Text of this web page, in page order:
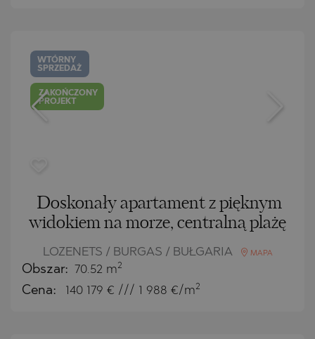
WTÓRNY
SPRZEDAŻ
ZAKOŃCZONY
PROJEKT
Doskonały apartament z pięknym
widokiem na morze, centralną plażę
LOZENETS / BURGAS / BUŁGARIA MAPA
Obszar: 70.52 m2
Cena: 140 179 € /// 1 988 €/m2